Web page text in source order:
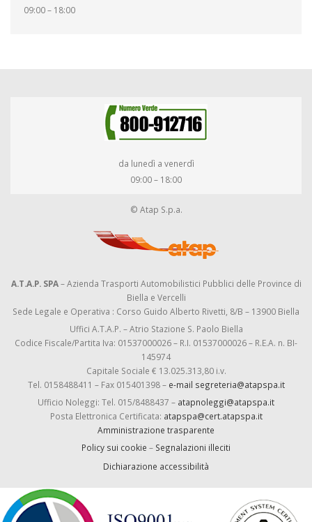
09:00 – 18:00
da lunedì a venerdì
09:00 – 18:00
© Atap S.p.a.
A.T.A.P. SPA– Azienda Trasporti Automobilistici Pubblici delle Province di
Biella e Vercelli
Sede Legale e Operativa : Corso Guido Alberto Rivetti, 8/B – 13900 Biella
Uffici A.T.A.P. – Atrio Stazione S. Paolo Biella
Codice Fiscale/Partita Iva: 01537000026 – R.I. 01537000026 – R.E.A. n. BI-
145974
Capitale Sociale € 13.025.313,80 i.v.
Tel. 0158488411 – Fax 015401398 – e-mail segreteria@atapspa.it
Ufficio Noleggi: Tel. 015/8488437 – atapnoleggi@atapspa.it
Posta Elettronica Certificata: atapspa@cert.atapspa.it
Amministrazione trasparente
Policy sui cookie – Segnalazioni illeciti
Dichiarazione accessibilità